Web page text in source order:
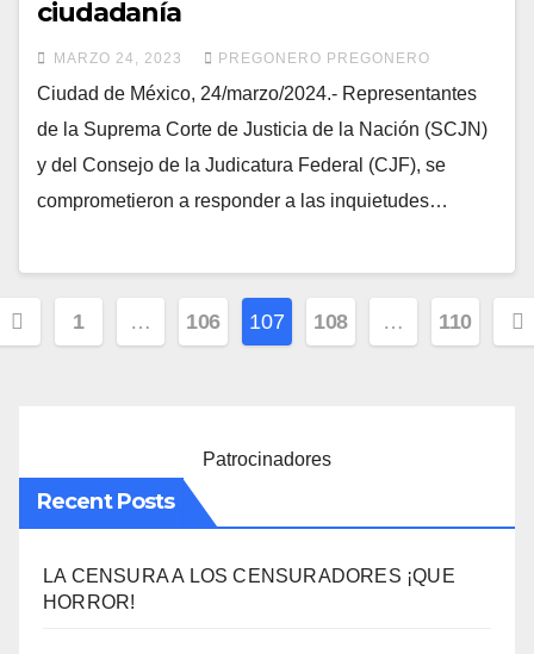
ciudadanía
MARZO 24, 2023 PREGONERO PREGONERO
Ciudad de México, 24/marzo/2024.- Representantes
de la Suprema Corte de Justicia de la Nación (SCJN)
y del Consejo de la Judicatura Federal (CJF), se
comprometieron a responder a las inquietudes…
1 … 106 107 108 … 110
Patrocinadores
Recent Posts
LA CENSURA A LOS CENSURADORES ¡QUE
HORROR!